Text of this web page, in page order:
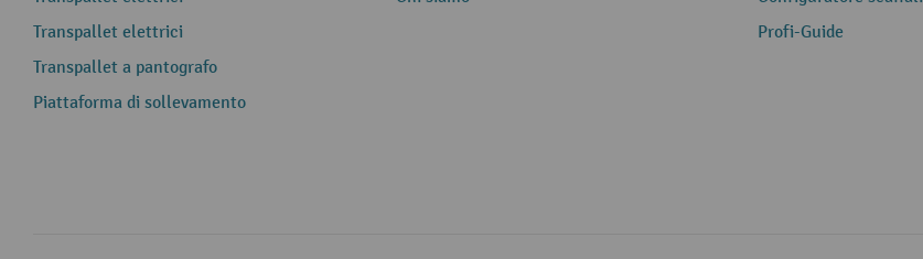
Transpallet elettrici
Transpallet a pantografo
Piattaforma di sollevamento
Profi-Guide